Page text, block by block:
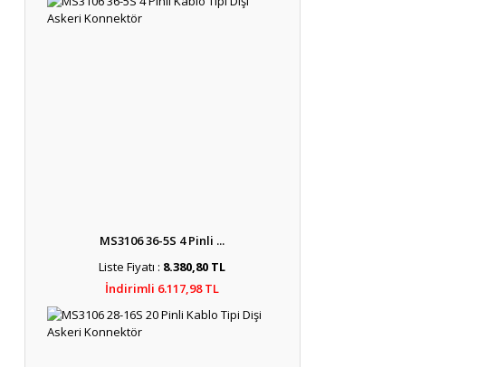
MS3106 36-5S 4 Pinli ...
Liste Fiyatı : 8.380,80 TL
İndirimli 6.117,98 TL